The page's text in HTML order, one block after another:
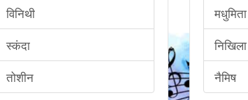
विनिथी
स्कंदा
तोशीन
मधुमिता
निखिला
नैमिष